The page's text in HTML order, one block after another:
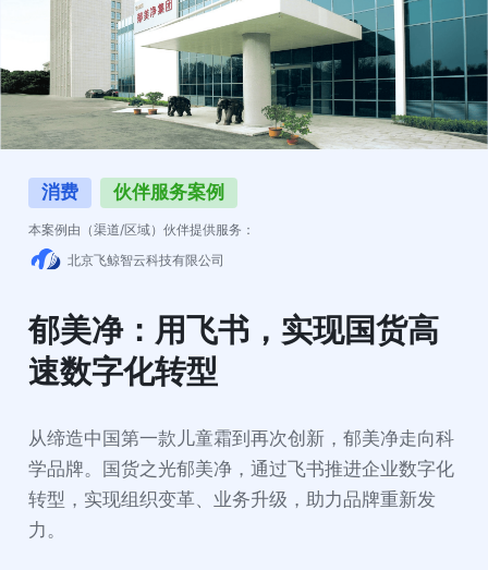
消费 伙伴服务案例
本案例由（渠道/区域）伙伴提供服务：
北京飞鲸智云科技有限公司
郁美净：用飞书，实现国货高
速数字化转型
从缔造中国第一款儿童霜到再次创新，郁美净走向科
学品牌。国货之光郁美净，通过飞书推进企业数字化
转型，实现组织变革、业务升级，助力品牌重新发
力。